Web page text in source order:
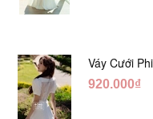
Váy Cưới
DC547
920.000₫